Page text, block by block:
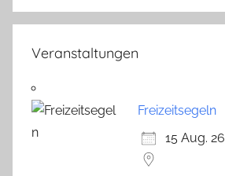
Veranstaltungen
Freizeitsegeln
15 Aug. 26